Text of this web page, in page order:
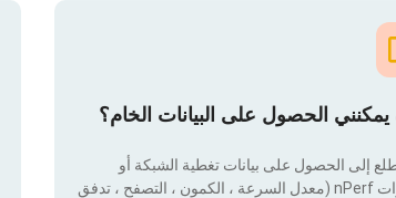
الحصول على البيانات الخام؟
إلى الحصول على بيانات تغطية الشبكة أو
اختبارات nPerf (معدل السرعة ، الكمون ، التصفح ، تدفق